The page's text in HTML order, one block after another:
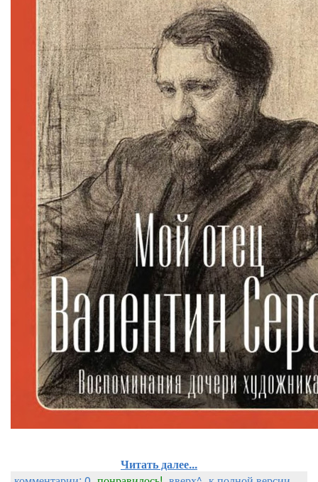
Читать далее...